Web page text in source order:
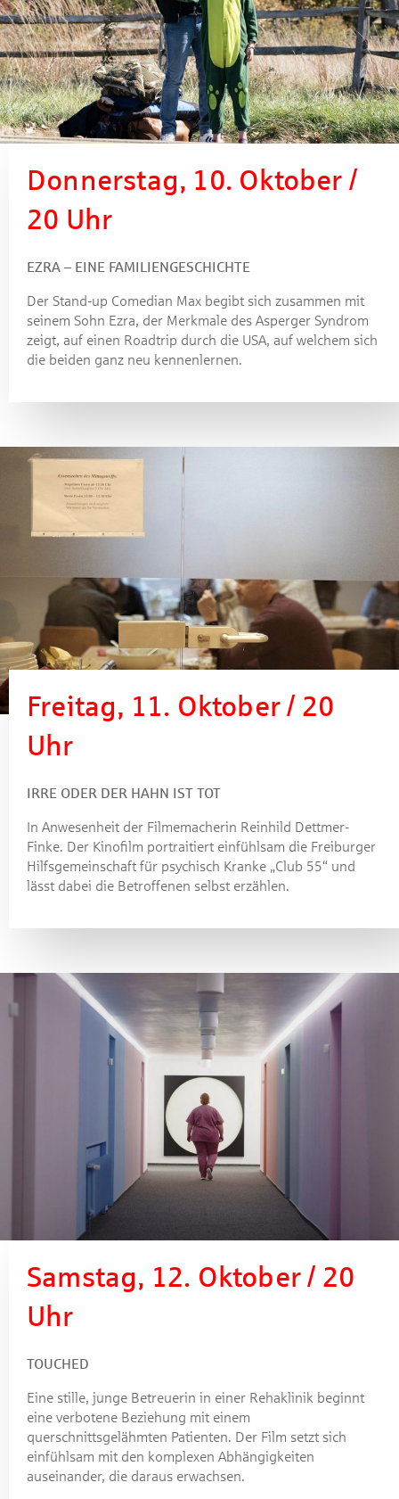
Donnerstag, 10. Oktober /
20 Uhr
EZRA – EINE FAMILIENGESCHICHTE
Der Stand-up Comedian Max begibt sich zusammen mit
seinem Sohn Ezra, der Merkmale des Asperger Syndrom
zeigt, auf einen Roadtrip durch die USA, auf welchem sich
die beiden ganz neu kennenlernen.
Freitag, 11. Oktober / 20
Uhr
IRRE ODER DER HAHN IST TOT
In Anwesenheit der Filmemacherin Reinhild Dettmer-
Finke. Der Kinofilm portraitiert einfühlsam die Freiburger
Hilfsgemeinschaft für psychisch Kranke „Club 55“ und
lässt dabei die Betroffenen selbst erzählen.
Samstag, 12. Oktober / 20
Uhr
TOUCHED
Eine stille, junge Betreuerin in einer Rehaklinik beginnt
eine verbotene Beziehung mit einem
querschnittsgelähmten Patienten. Der Film setzt sich
einfühlsam mit den komplexen Abhängigkeiten
auseinander, die daraus erwachsen.